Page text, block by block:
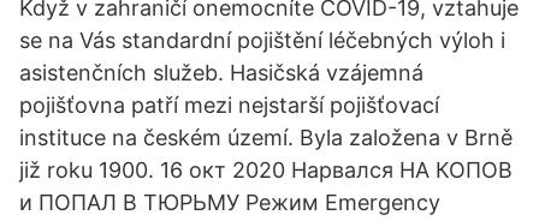
Když v zahraničí onemocníte COVID-19, vztahuje
se na Vás standardní pojištění léčebných výloh i
asistenčních služeb. Hasičská vzájemná
pojišťovna patří mezi nejstarší pojišťovací
instituce na českém území. Byla založena v Brně
již roku 1900. 16 окт 2020 Нарвался НА КОПОВ
и ПОПАЛ В ТЮРЬМУ Режим Emergency